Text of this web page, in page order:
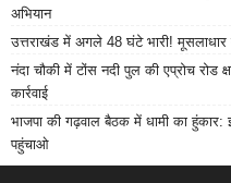
अभियान
उत्तराखंड में अगले 48 घंटे भारी!
नंदा चौकी में टोंस नदी पुल की एप्रोच रोड
कार्रवाई
भाजपा की गढ़वाल बैठक में धामी का
पहुंचाओ